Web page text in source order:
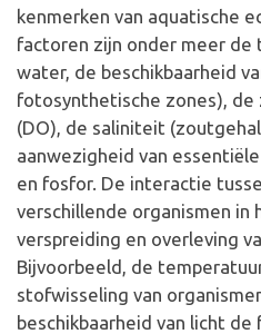
kenmerken van aquatische
factoren zijn onder meer de
water, de beschikbaarheid
fotosynthetische zones),
(DO), de saliniteit
aanwezigheid van
en fosfor. De interactie
verschillende organismen in
verspreiding en overleving
Bijvoorbeeld, de
stofwisseling van
beschikbaarheid van licht